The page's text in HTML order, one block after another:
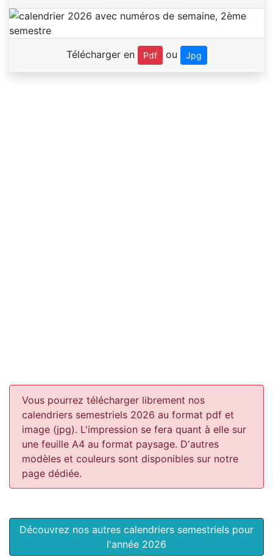
Télécharger en Pdf ou Jpg
Vous pourrez télécharger librement nos
calendriers semestriels 2026 au format pdf et
image (jpg). L'impression se fera quant à elle sur
une feuille A4 au format paysage. D'autres
modèles et couleurs sont disponibles sur notre
page dédiée.
Découvrez nos autres calendriers semestriels pour
l'année 2026